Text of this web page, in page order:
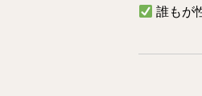
誰もが